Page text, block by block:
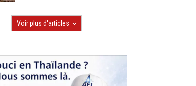
Voir plus d'articles